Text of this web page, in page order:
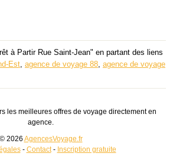
à Partir Rue Saint-Jean" en partant des liens
Est agence de voyage 88 agence de voyage
les meilleures offres de voyage directement en
agence.
© 2026 AgencesVoyage.fr
- Contact- Inscription gratuite